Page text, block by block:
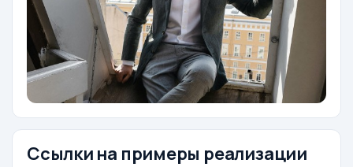
Ссылки на примеры реализации